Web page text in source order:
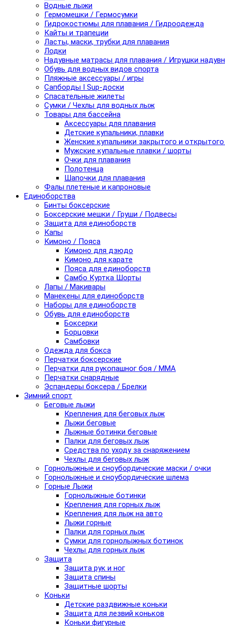
Водные лыжи
Гермомешки / Гермосумки
Гидрокостюмы для плавания / Гидроодежда
Кайты и трапеции
Ласты, маски, трубки для плавания
Лодки
Надувные матрасы для плавания / Игрушки
Обувь для водных видов спорта
Пляжные аксессуары / игры
Сапборды I Sup-доски
Спасательные жилеты
Сумки / Чехлы для водных лыж
Товары для бассейна
Аксессуары для плавания
Детские купальники, плавки
Женские купальники закрытого и
Мужские купальные плавки / шорты
Очки для плавания
Полотенца
Шапочки для плавания
Фалы плетеные и капроновые
Единоборства
Бинты боксерские
Боксерские мешки / Груши / Подвесы
Защита для единоборств
Капы
Кимоно / Пояса
Кимоно для дзюдо
Кимоно для карате
Пояса для единоборств
Самбо Куртка Шорты
Лапы / Макивары
Манекены для единоборств
Наборы для единоборств
Обувь для единоборств
Боксерки
Борцовки
Самбовки
Одежда для бокса
Перчатки боксерские
Перчатки для рукопашног боя / ММА
Перчатки снарядные
Эспандеры боксера / Брелки
Зимний спорт
Беговые лыжи
Крепления для беговых лыж
Лыжи беговые
Лыжные ботинки беговые
Палки для беговых лыж
Средства по уходу за снаряжением
Чехлы для беговых лыж
Горнолыжные и сноубордические маски / очки
Горнолыжные и сноубордические шлема
Горные Лыжи
Горнолыжные ботинки
Крепления для горных лыж
Крепления для лыж на авто
Лыжи горные
Палки для горных лыж
Сумки для горнолыжных ботинок
Чехлы для горных лыж
Защита
Защита рук и ног
Защита спины
Защитные шорты
Коньки
Детские раздвижные коньки
Защита для лезвий коньков
Коньки фигурные